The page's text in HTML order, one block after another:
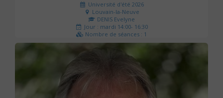
Université d'été 2026
Louvain-la-Neuve
DENIS Evelyne
Jour : mardi 14:00- 16:30
Nombre de séances : 1
60 €